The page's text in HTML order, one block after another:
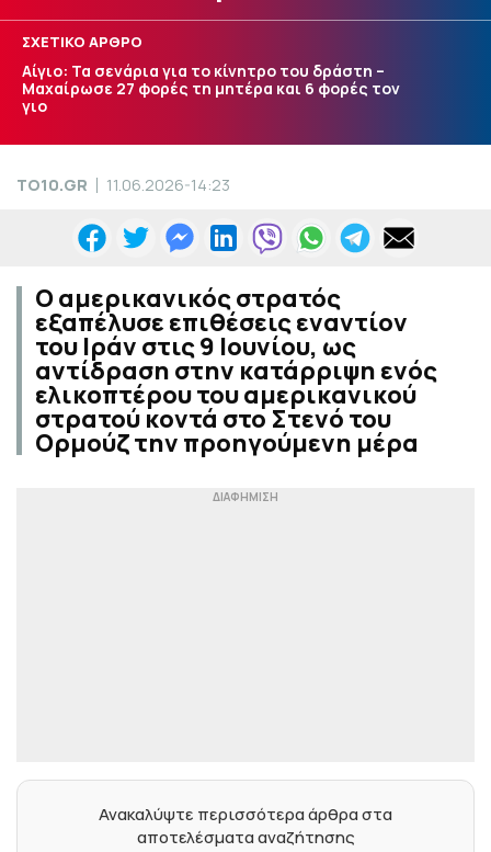
ΣΧΕΤΙΚΟ ΑΡΘΡΟ
Αίγιο: Τα σενάρια για το κίνητρο του δράστη –
Μαχαίρωσε 27 φορές τη μητέρα και 6 φορές τον
γιο
TO10.GR 11.06.2026-14:23
Ο αμερικανικός στρατός
εξαπέλυσε επιθέσεις εναντίον
του Ιράν στις 9 Ιουνίου, ως
αντίδραση στην κατάρριψη ενός
ελικοπτέρου του αμερικανικού
στρατού κοντά στο Στενό του
Ορμούζ την προηγούμενη μέρα
Ανακαλύψτε περισσότερα άρθρα στα
αποτελέσματα αναζήτησης